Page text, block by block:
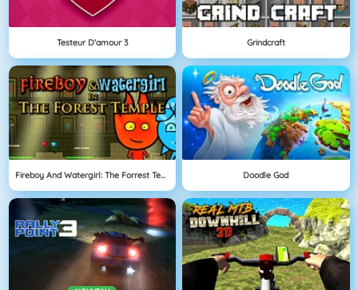
Testeur D'amour 3 Grindcraft
Fireboy And Watergirl: The Forrest Temple Doodle God